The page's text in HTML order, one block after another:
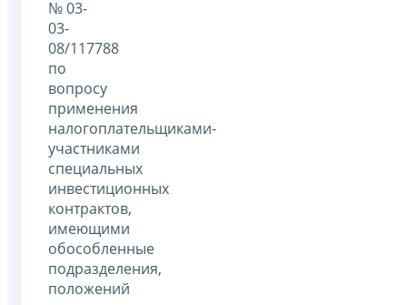
№ 03-
03-
08/117788
по
вопросу
применения
налогоплательщиками-
участниками
специальных
инвестиционных
контрактов,
имеющими
обособленные
подразделения,
положений